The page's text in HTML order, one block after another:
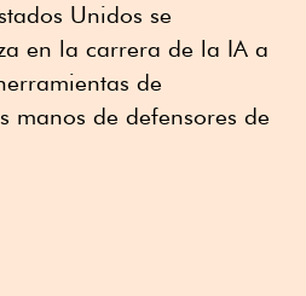
Unidos se
en la carrera de la IA a
de
manos de defensores de